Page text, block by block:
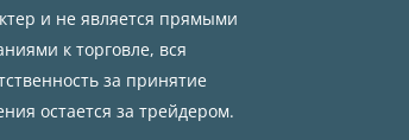
и не является прямыми
к торговле, вся
за принятие
остается за трейдером.